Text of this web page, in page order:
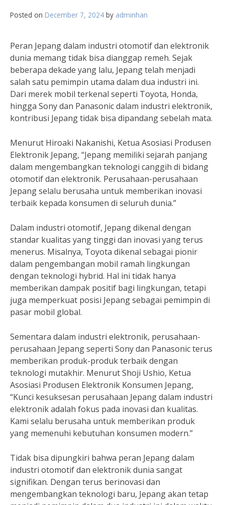
Posted on December 7, 2024 by adminhan
Peran Jepang dalam industri otomotif dan elektronik
dunia memang tidak bisa dianggap remeh. Sejak
beberapa dekade yang lalu, Jepang telah menjadi
salah satu pemimpin utama dalam dua industri ini.
Dari merek mobil terkenal seperti Toyota, Honda,
hingga Sony dan Panasonic dalam industri elektronik,
kontribusi Jepang tidak bisa dipandang sebelah mata.
Menurut Hiroaki Nakanishi, Ketua Asosiasi Produsen
Elektronik Jepang, “Jepang memiliki sejarah panjang
dalam mengembangkan teknologi canggih di bidang
otomotif dan elektronik. Perusahaan-perusahaan
Jepang selalu berusaha untuk memberikan inovasi
terbaik kepada konsumen di seluruh dunia.”
Dalam industri otomotif, Jepang dikenal dengan
standar kualitas yang tinggi dan inovasi yang terus
menerus. Misalnya, Toyota dikenal sebagai pionir
dalam pengembangan mobil ramah lingkungan
dengan teknologi hybrid. Hal ini tidak hanya
memberikan dampak positif bagi lingkungan, tetapi
juga memperkuat posisi Jepang sebagai pemimpin di
pasar mobil global.
Sementara dalam industri elektronik, perusahaan-
perusahaan Jepang seperti Sony dan Panasonic terus
memberikan produk-produk terbaik dengan
teknologi mutakhir. Menurut Shoji Ushio, Ketua
Asosiasi Produsen Elektronik Konsumen Jepang,
“Kunci kesuksesan perusahaan Jepang dalam industri
elektronik adalah fokus pada inovasi dan kualitas.
Kami selalu berusaha untuk memberikan produk
yang memenuhi kebutuhan konsumen modern.”
Tidak bisa dipungkiri bahwa peran Jepang dalam
industri otomotif dan elektronik dunia sangat
signifikan. Dengan terus berinovasi dan
mengembangkan teknologi baru, Jepang akan tetap